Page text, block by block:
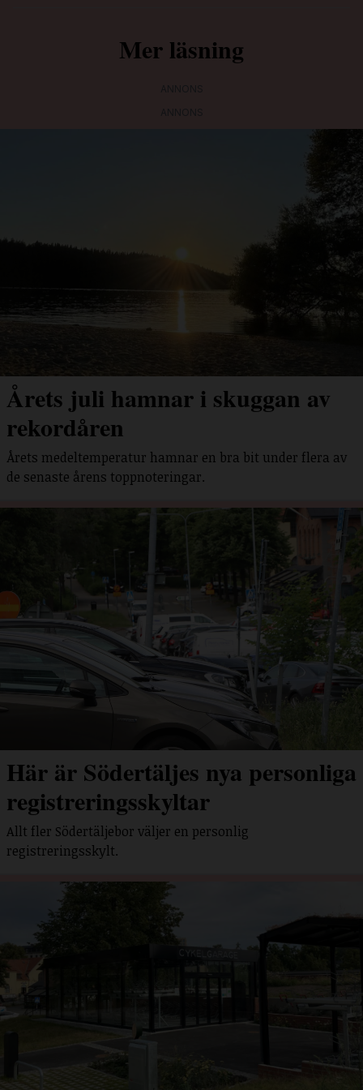
Mer läsning
Årets juli hamnar i skuggan av
rekordåren
Årets medeltemperatur hamnar en bra bit under flera av
de senaste årens toppnoteringar.
Här är Södertäljes nya personliga
registreringsskyltar
Allt fler Södertäljebor väljer en personlig
registreringsskylt.